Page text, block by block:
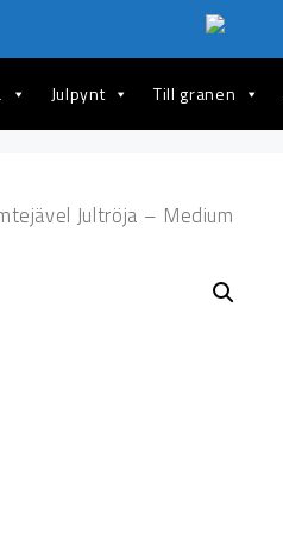
Julpynt Till granen
Jultröja – Medium